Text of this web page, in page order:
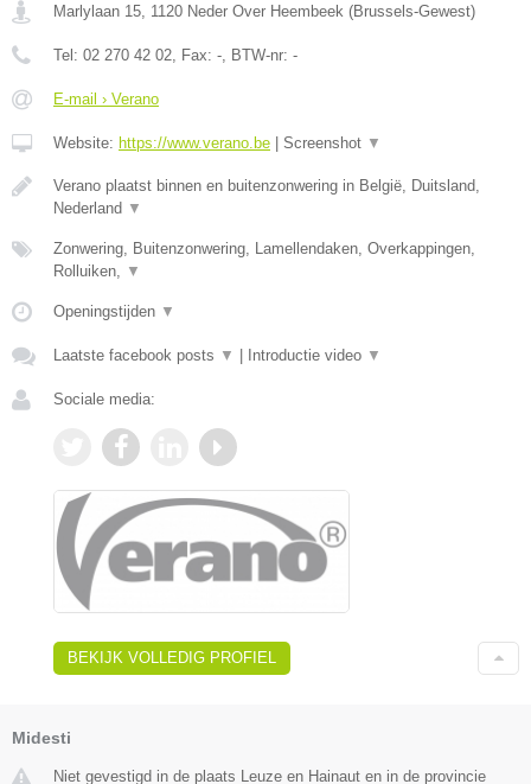
Marlylaan 15 1120 Neder Over Heembeek (Brussels-Gewest)
Tel: 02 270 42 02 , Fax: - , BTW-nr: -
E-mail › Verano
Website: https://www.verano.be | Screenshot ▼
Verano plaatst binnen en buitenzonwering in België, Duitsland,
Nederland ▼
Zonwering, Buitenzonwering, Lamellendaken, Overkappingen,
Rolluiken,
▼
Openingstijden ▼
Laatste facebook posts ▼ | Introductie video ▼
Sociale media:
BEKIJK VOLLEDIG PROFIEL
Midesti
Niet gevestigd in de plaats Leuze en Hainaut en in de provincie